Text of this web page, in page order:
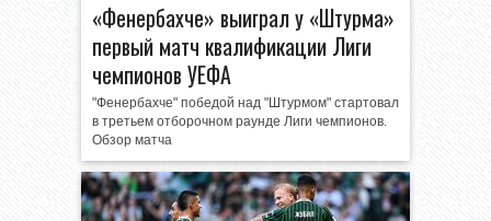
«Фенербахче» выиграл у «Штурма»
первый матч квалификации Лиги
чемпионов УЕФА
"Фенербахче" победой над "Штурмом" стартовал
в третьем отборочном раунде Лиги чемпионов.
Обзор матча